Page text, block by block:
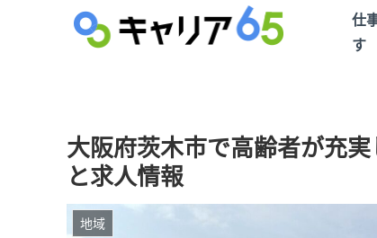
仕
す
大阪府茨木市で高齢者が充
と求人情報
地域